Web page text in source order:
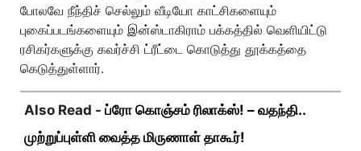
போலவே நீந்திச் செல்லும் வீடியோ காட்சிகளையும்
புகைப்படங்களையும் இன்ஸ்டாகிராம் பக்கத்தில் வெளியிட்டு
ரசிகர்களுக்கு கவர்ச்சி ட்ரீட்டை கொடுத்து தூக்கத்தை
கெடுத்துள்ளார்.
Also Read - ப்ரோ கொஞ்சம் ரிலாக்ஸ்! – வதந்தி..
முற்றுப்புள்ளி வைத்த மிருணாள் தாகூர்!